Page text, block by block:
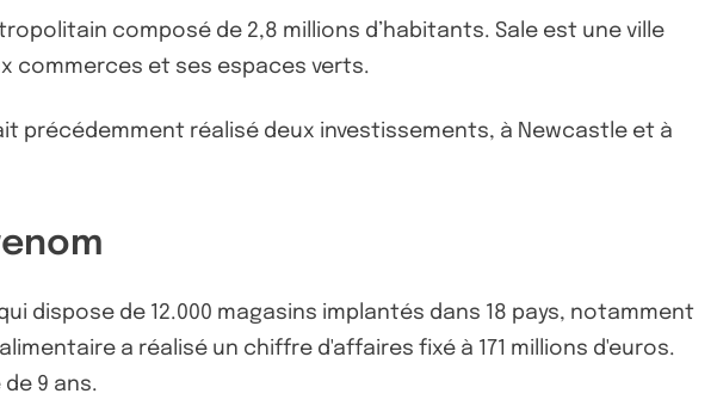
composé de 2,8 millions d’habitants. Sale est une ville
commerces et ses espaces verts.
précédemment réalisé deux investissements, à Newcastle et à
dispose de 12.000 magasins implantés dans 18 pays, notamment
a réalisé un chiffre d'affaires fixé à 171 millions d'euros.
9 ans.